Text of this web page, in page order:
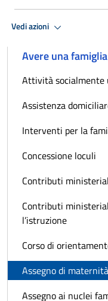
Vedi azioni
Avere una famiglia
Attività socialmente
Assistenza
Interventi per la
Concessione loculi
Contributi
Contributi
l’istruzione
Corso di
Assegno di maternità
Assegno ai nuclei